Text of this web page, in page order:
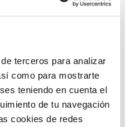
terceros para analizar
como para mostrarte
teniendo en cuenta el
de tu navegación
cookies de redes
cous como guarnición